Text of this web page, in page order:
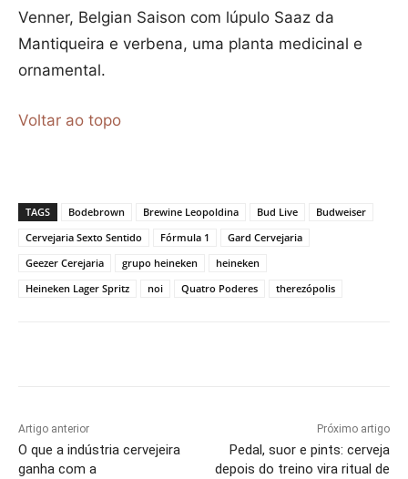
Venner, Belgian Saison com lúpulo Saaz da
Mantiqueira e verbena, uma planta medicinal e
ornamental.
Voltar ao topo
TAGS Bodebrown Brewine Leopoldina Bud Live
Budweiser
Cervejaria Sexto Sentido
Fórmula 1
Gard Cervejaria
Geezer Cerejaria
grupo heineken
heineken
Heineken Lager Spritz
noi Quatro Poderes therezópolis
Artigo anterior
O que a indústria cervejeira
ganha com a
Próximo artigo
Pedal, suor e pints: cerveja
depois do treino vira ritual de